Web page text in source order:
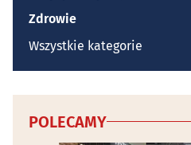
Zdrowie
Wszystkie kategorie
POLECAMY